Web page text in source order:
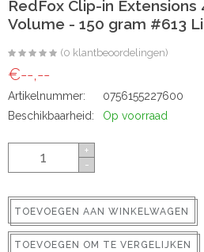
RedFox Clip-in Extensions
Volume - 150 gram #613
(0 klantbeoordelingen)
€--,--
Artikelnummer:
0756155227600
Beschikbaarheid:
Op voorraad
+
-
TOEVOEGEN AAN WINKELWAGEN
TOEVOEGEN OM TE VERGELIJKEN